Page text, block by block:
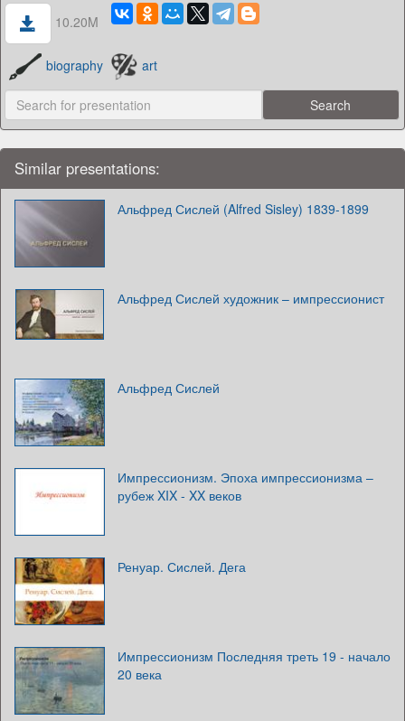
10.20M
biography art
Similar presentations:
Альфред Сислей (Alfred Sisley) 1839-1899
Альфред Сислей художник – импрессионист
Альфред Сислей
Импрессионизм. Эпоха импрессионизма –
рубеж XIX - XX веков
Ренуар. Сислей. Дега
Импрессионизм Последняя треть 19 - начало
20 века